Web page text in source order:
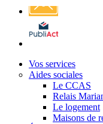
Affichage
légal
Vos services
Aides sociales
Le CCAS
Relais
Le logement
Maisons de